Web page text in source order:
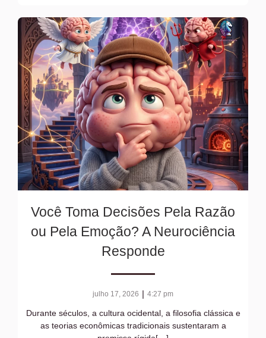
Você Toma Decisões Pela Razão
ou Pela Emoção? A Neurociência
Responde
julho 17, 2026 | 4:27 pm
Durante séculos, a cultura ocidental, a filosofia clássica e
as teorias econômicas tradicionais sustentaram a